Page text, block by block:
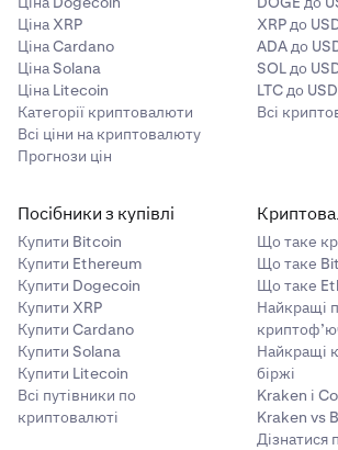
Ціна XRP
Ціна Cardano
Ціна Solana
Ціна Litecoin
Категорії криптовалюти
Всі ціни на криптовалюту
Прогнози цін
XRP до
ADA до
SOL до
LTC до USD
Всі
Посібники з купівлі
Купити Bitcoin
Купити Ethereum
Купити Dogecoin
Купити XRP
Купити Cardano
Купити Solana
Купити Litecoin
Всі путівники по
криптовалюті
Що таке
Що таке
Що таке
Найкращі
Найкращі
біржі
Kraken і
Kraken vs
Дізнатися